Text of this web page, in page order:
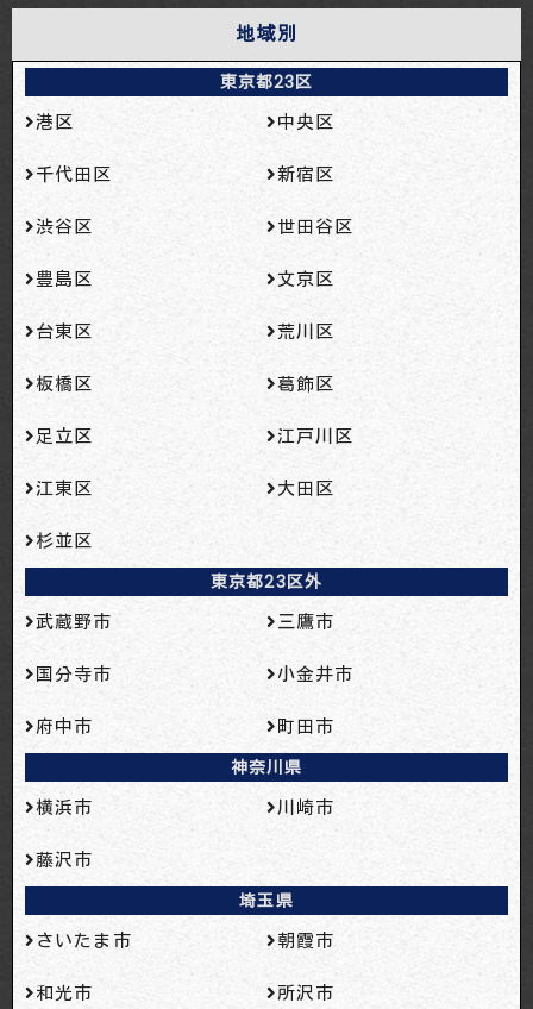
地域別
東京都23区
港区 中央区
千代田区 新宿区
渋谷区 世田谷区
豊島区 文京区
台東区 荒川区
板橋区 葛飾区
足立区 江戸川区
江東区 大田区
杉並区
東京都23区外
武蔵野市 三鷹市
国分寺市 小金井市
府中市 町田市
神奈川県
横浜市 川崎市
藤沢市
埼玉県
さいたま市 朝霞市
和光市 所沢市